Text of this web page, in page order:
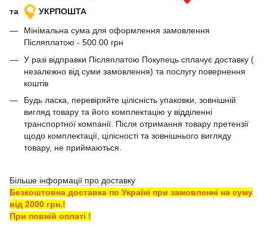
та
УКРПОШТА
Мінімальна сума для оформлення замовлення
Післяплатою - 500.00 грн
У разі відправки Післяплатою Покупець сплачує доставку (
незалежно від суми замовлення) та послугу повернення
коштів
Будь ласка, перевіряйте цілісність упаковки, зовнішній
вигляд товару та його комплектацію у відділенні
транспортної компанії. Після отримання товару претензії
щодо комплектації, цілісності та зовнішнього вигляду
товару, не приймаються.
Більше інформації про доставку
Безкоштовна доставка по Україні при замовленні на суму
від 2000 грн.!
При повній оплаті !